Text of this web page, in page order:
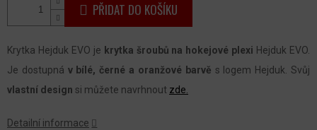
PŘIDAT DO KOŠÍKU
Krytka Hejduk EVO je krytka šroubů na hokejové plexi Hejduk EVO.
Je dostupná v bílé, černé a oranžové barvě s logem Hejduk. Svůj
vlastní design si můžete navrhnout zde.
Detailní informace